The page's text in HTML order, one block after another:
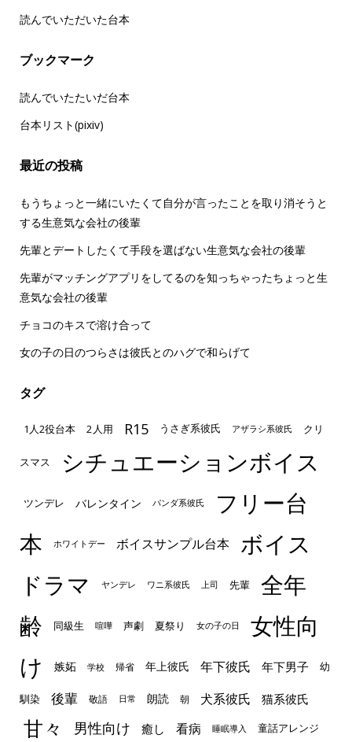
読んでいただいた台本
ブックマーク
読んでいたたいだ台本
台本リスト(pixiv)
最近の投稿
もうちょっと一緒にいたくて自分が言ったことを取り消そうと
する生意気な会社の後輩
先輩とデートしたくて手段を選ばない生意気な会社の後輩
先輩がマッチングアプリをしてるのを知っちゃったちょっと生
意気な会社の後輩
チョコのキスで溶け合って
女の子の日のつらさは彼氏とのハグで和らげて
タグ
1人2役台本 2人用 R15 うさぎ系彼氏 アザラシ系彼氏 クリ
スマス シチュエーションボイス
ツンデレ バレンタイン パンダ系彼氏
フリー台
本
ホワイトデー ボイスサンプル台本
ボイス
ドラマ
ヤンデレ ワニ系彼氏 上司 先輩
全年
齢
同級生 喧嘩 声劇 夏祭り 女の子の日
女性向
け
嫉妬 学校 帰省 年上彼氏 年下彼氏 年下男子 幼
馴染 後輩 敬語 日常 朗読 朝 犬系彼氏 猫系彼氏
甘々 男性向け 癒し 看病 睡眠導入 童話アレンジ